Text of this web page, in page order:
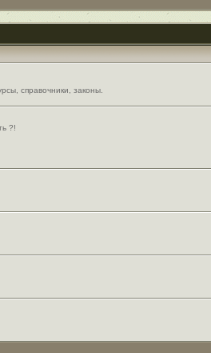
справочники, законы.
?!